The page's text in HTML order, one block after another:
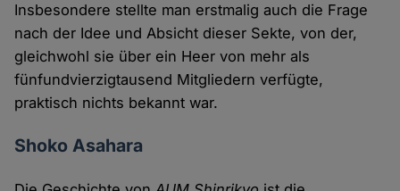
Insbesondere stellte man erstmalig auch die Frage
nach der Idee und Absicht dieser Sekte, von der,
gleichwohl sie über ein Heer von mehr als
fünfundvierzigtausend Mitgliedern verfügte,
praktisch nichts bekannt war.
Shoko Asahara